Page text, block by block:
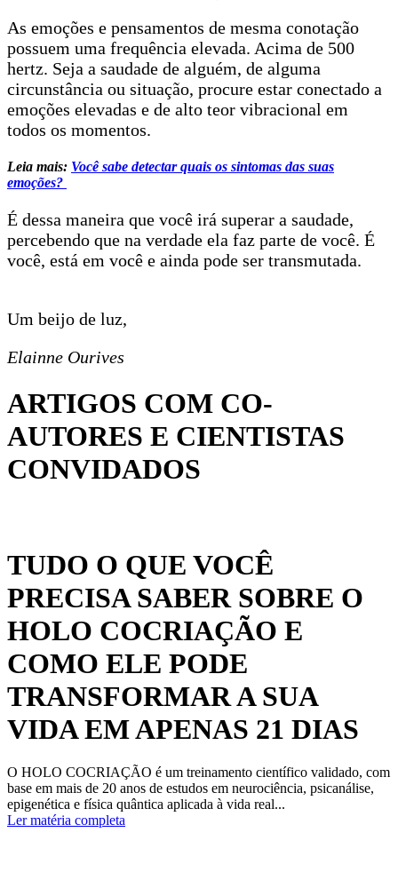
As emoções e pensamentos de mesma conotação
possuem uma frequência elevada. Acima de 500
hertz. Seja a saudade de alguém, de alguma
circunstância ou situação, procure estar conectado a
emoções elevadas e de alto teor vibracional em
todos os momentos.
Leia mais: Você sabe detectar quais os sintomas das suas
emoções?
É dessa maneira que você irá superar a saudade,
percebendo que na verdade ela faz parte de você. É
você, está em você e ainda pode ser transmutada.
Um beijo de luz,
Elainne Ourives
ARTIGOS COM CO-
AUTORES E CIENTISTAS
CONVIDADOS
TUDO O QUE VOCÊ
PRECISA SABER SOBRE O
HOLO COCRIAÇÃO E
COMO ELE PODE
TRANSFORMAR A SUA
VIDA EM APENAS 21 DIAS
O HOLO COCRIAÇÃO é um treinamento científico validado, com
base em mais de 20 anos de estudos em neurociência, psicanálise,
epigenética e física quântica aplicada à vida real...
Ler matéria completa